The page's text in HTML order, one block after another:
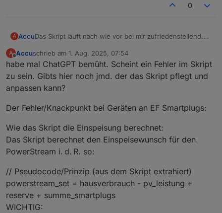
0
A AccuDas Skript läuft nach wie vor bei mir zufriedenstellend.
habe ich jedoch festgestellt in folgender Situation:
Ich habe durch meine kleine PV Anlage Überschuss im
Hausnetz und lade bereits ins Netz rein
(überschussladung ist im Skript deaktiviert, weil ich z.B.
den Gschirrspüler direkt an der Delta Pro Steckdose
betreibe). Dann gehe ich aufs Laufband, welches an
dass ich z.B. 1kW überschuss habe, fängt der SP an den
ins Netz.
Ich hätte erwartet, dass das Skript wenn es feststellt,
dass ich Solarüberschuss habe dann nichts zzl ins Netz
läd aus der Batterie, wenn die Smartplugs im Skript
Weiß jmd. Rat?
A
Offline
Accuschrieb am 1. Aug. 2025, 07:54
zuletzt editiert von
habe mal ChatGPT bemüht. Scheint ein Fehler im Skript
zu sein. Gibts hier noch jmd. der das Skript pflegt und
anpassen kann?
Der Fehler/Knackpunkt bei Geräten an EF Smartplugs:
Wie das Skript die Einspeisung berechnet:
Das Skript berechnet den Einspeisewunsch für den
PowerStream i. d. R. so:
// Pseudocode/Prinzip (aus dem Skript extrahiert)
powerstream_set = hausverbrauch - pv_leistung +
reserve + summe_smartplugs
WICHTIG: